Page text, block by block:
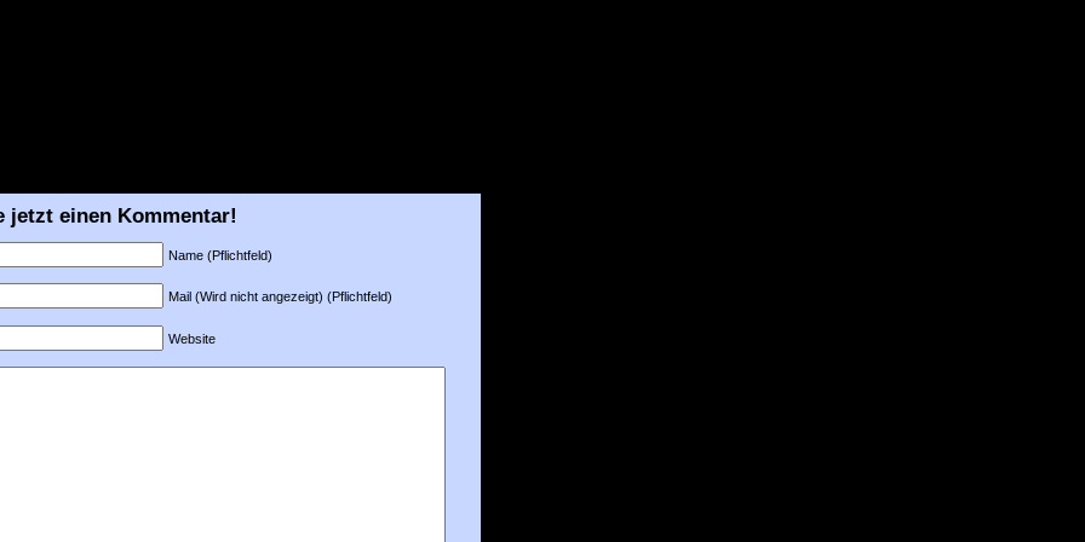
jetzt einen Kommentar!
Name (Pflichtfeld)
Mail (Wird nicht angezeigt) (Pflichtfeld)
Website